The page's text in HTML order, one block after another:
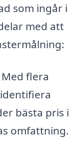
som ingår i
med att
Med flera
bästa pris i
omfattning.